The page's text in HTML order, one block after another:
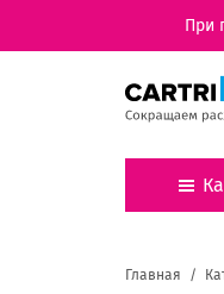
При
Главная